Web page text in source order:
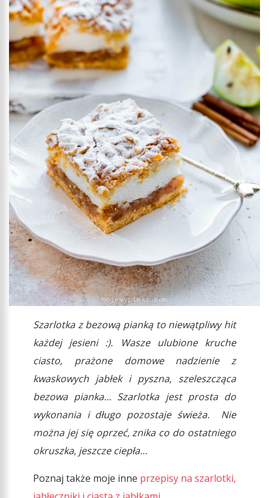
Szarlotka z bezową pianką to niewątpliwy hit
każdej jesieni :). Wasze ulubione kruche
ciasto, prażone domowe nadzienie z
kwaskowych jabłek i pyszna, szeleszcząca
bezowa pianka… Szarlotka jest prosta do
wykonania i długo pozostaje świeża. Nie
można jej się oprzeć, znika co do ostatniego
okruszka, jeszcze ciepła…
Poznaj także moje inne przepisy na szarlotki,